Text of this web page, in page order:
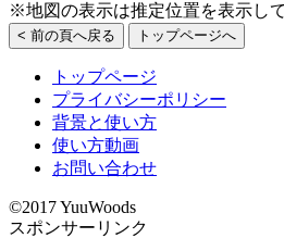
※地図の表示は推定位置を表示し
< 前の頁へ戻る トップページへ
トップページ
プライバシーポリシー
背景と使い方
使い方動画
お問い合わせ
©2017 YuuWoods
スポンサーリンク